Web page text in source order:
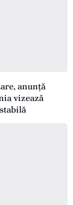
anunță
vizează